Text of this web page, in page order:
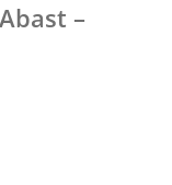
–